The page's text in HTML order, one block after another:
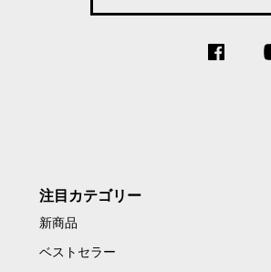
注目カテゴリー
新商品
ベストセラー